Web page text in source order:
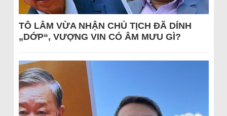
TÔ LÂM VỪA NHẬN CHỦ TỊCH ĐÃ DÍNH
„DỚP“, VƯỢNG VIN CÓ ÂM MƯU GÌ?